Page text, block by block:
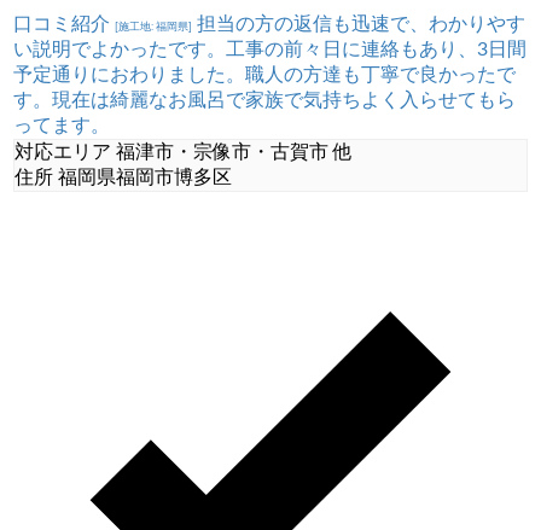
口コミ紹介 [施工地: 福岡県]
担当の方の返信も迅速で、わかりやす
い説明でよかったです。工事の前々日に連絡もあり、3日間
予定通りにおわりました。職人の方達も丁寧で良かったで
す。現在は綺麗なお風呂で家族で気持ちよく入らせてもら
ってます。
対応エリア 福津市・宗像市・古賀市 他
住所 福岡県福岡市博多区